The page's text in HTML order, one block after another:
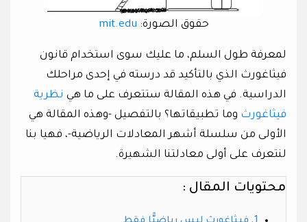
حقوق الصورة: mit.edu
لمعرفة طول السلم، ما عليك سوى استخدام قانون
فيثاغورث الذي بالتأكيد قد درسته في إحدى مراحلك
الدراسية. في هذه المقالة ستتعرف على ما هي نظرية
فيثاغورث وما تطبيقاتها؟ بالتفصيل -وهذه المقالة هي
الأولى من سلسلة أشهر المعادلات الرياضية-، فهيا بنا
لنتعرف على أولى معادلتنا الشهيرة.
محتويات المقال :